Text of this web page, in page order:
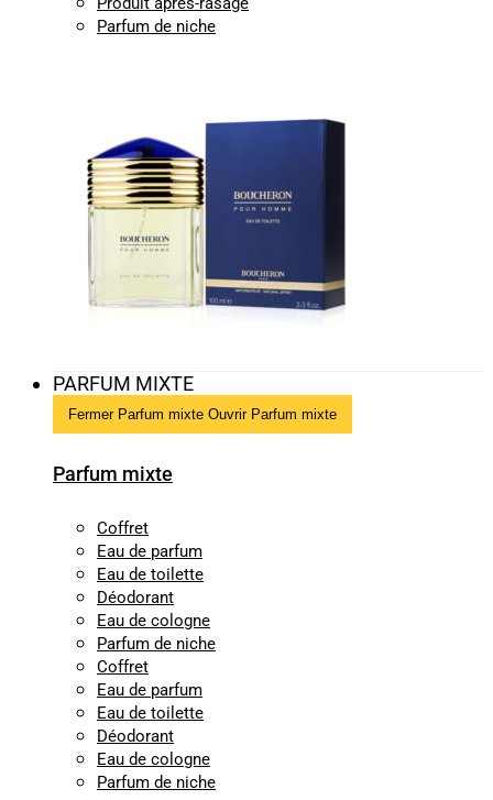
Parfum de niche
PARFUM MIXTE
Fermer Parfum mixte Ouvrir Parfum mixte
Parfum mixte
Coffret
Eau de parfum
Eau de toilette
Déodorant
Eau de cologne
Parfum de niche
Coffret
Eau de parfum
Eau de toilette
Déodorant
Eau de cologne
Parfum de niche